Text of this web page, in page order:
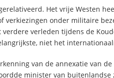
gerelativeerd. Het vrije Westen
verkiezingen onder militaire
verleden tijdens de
niet het
van de annexatie van
minister van